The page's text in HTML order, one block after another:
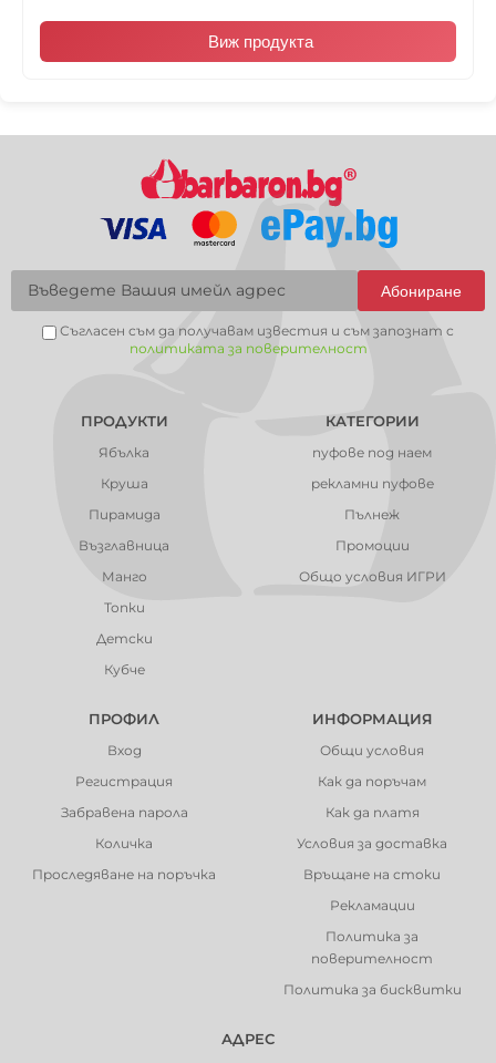
Виж продукта
Абониране
Съгласен съм да получавам известия и съм запознат с
политиката за поверителност
ПРОДУКТИ
Ябълка
Круша
Пирамида
Възглавница
Манго
Топки
Детски
Кубче
КАТЕГОРИИ
пуфове под наем
рекламни пуфове
Пълнеж
Промоции
Общо условия ИГРИ
ПРОФИЛ
Вход
Регистрация
Забравена парола
Количка
Проследяване на поръчка
ИНФОРМАЦИЯ
Общи условия
Как да поръчам
Как да платя
Условия за доставка
Връщане на стоки
Рекламации
Политика за
поверителност
Политика за бисквитки
АДРЕС